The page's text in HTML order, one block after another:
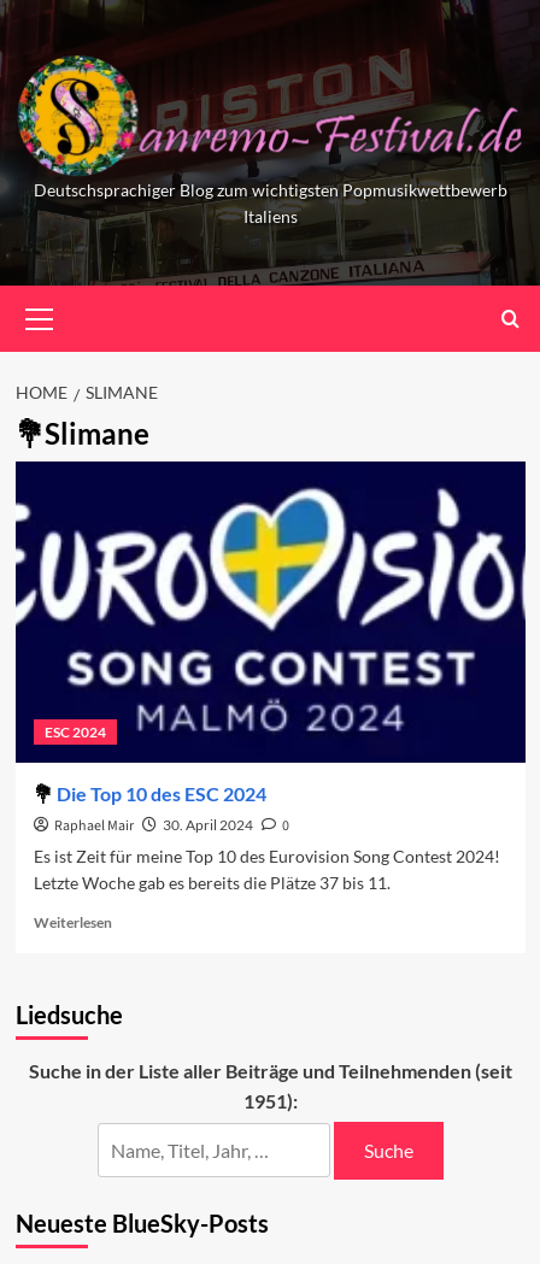
Skip
to
content
Deutschsprachiger Blog zum wichtigsten Popmusikwettbewerb
Italiens
Menu
HOME SLIMANE
Slimane
ESC 2024
Die Top 10 des ESC 2024
Raphael Mair 30. April 2024
0
Es ist Zeit für meine Top 10 des Eurovision Song Contest 2024!
Letzte Woche gab es bereits die Plätze 37 bis 11.
WeiterlesenRead
Top
ESC
Liedsuche
Suche in der Liste aller Beiträge und Teilnehmenden (seit
1951):
Suche
Neueste BlueSky-Posts